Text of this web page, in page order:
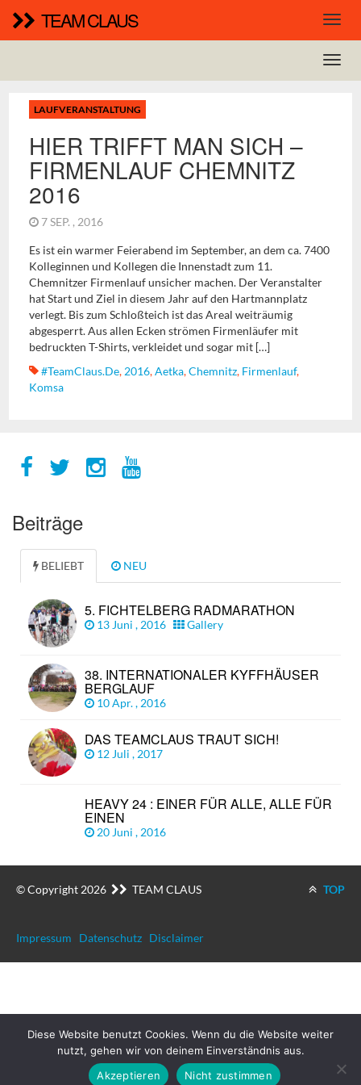
TEAM CLAUS
LAUFVERANSTALTUNG
HIER TRIFFT MAN SICH –
FIRMENLAUF CHEMNITZ
2016
7 SEP. , 2016
Es ist ein warmer Feierabend im September, an dem ca. 7400
Kolleginnen und Kollegen die Innenstadt zum 11.
Chemnitzer Firmenlauf unsicher machen. Der Veranstalter
hat Start und Ziel in diesem Jahr auf den Hartmannplatz
verlegt. Bis zum Schloßteich ist das Areal weiträumig
abgesperrt. Aus allen Ecken strömen Firmenläufer mit
bedruckten T-Shirts, verkleidet und sogar mit […]
#TeamClaus.de, 2016,Aetka,Chemnitz, Firmenlauf,
Komsa
Beiträge
BELIEBT NEU
5. FICHTELBERG RADMARATHON
13 Juni , 2016 Gallery
38. INTERNATIONALER KYFFHÄUSER
BERGLAUF
10 Apr. , 2016
DAS TEAMCLAUS TRAUT SICH!
12 Juli , 2017
HEAVY 24 : EINER FÜR ALLE, ALLE FÜR
EINEN
20 Juni , 2016
© Copyright 2026 TEAM CLAUS TOP
Impressum Datenschutz Disclaimer
Diese Website benutzt Cookies. Wenn du die Website weiter
nutzt, gehen wir von deinem Einverständnis aus.
Akzeptieren
Nicht zustimmen